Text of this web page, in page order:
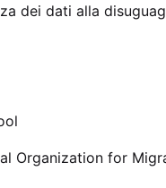
dei dati alla
Organization for